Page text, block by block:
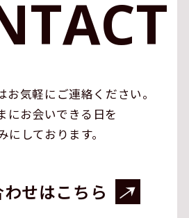
り扱う個人情報について、本人か
停止及び苦情相談等のお問い合わ
に対応します。
護に関する管理規定及び管理体制
徹底して運用するとともに定期的
人情報保護マネジメントシステム
TACT
お気軽にご連絡ください。
にお会いできる日を
にしております。
せはこちら